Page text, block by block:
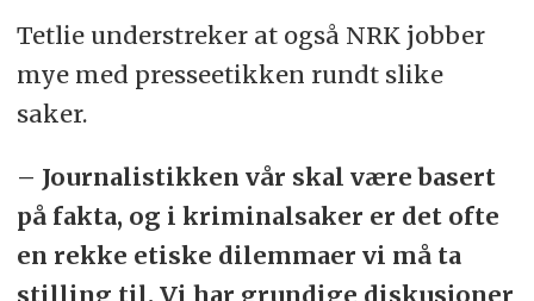
Tetlie understreker at også NRK jobber
mye med presseetikken rundt slike
saker.
– Journalistikken vår skal være basert
på fakta, og i kriminalsaker er det ofte
en rekke etiske dilemmaer vi må ta
stilling til. Vi har grundige diskusjoner